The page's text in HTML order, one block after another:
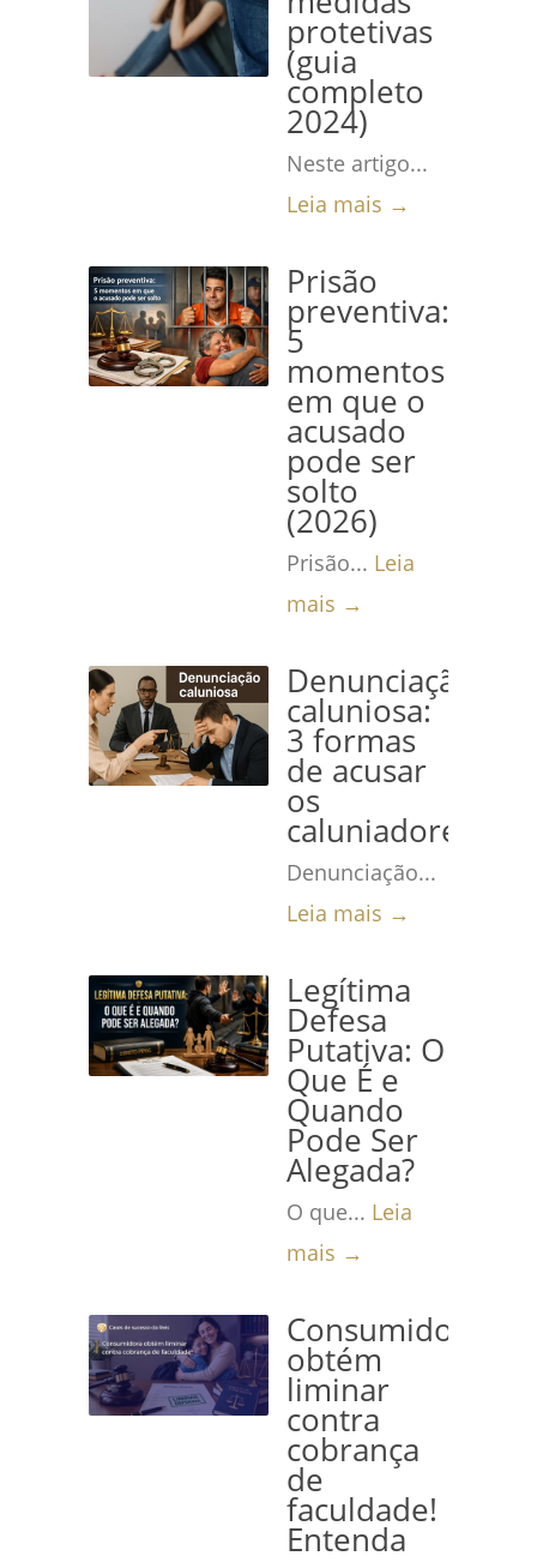
protetivas
(guia
completo
2024)
Neste artigo...
Leia mais →
Prisão
preventiva:
5
momentos
em que o
acusado
pode ser
solto
(2026)
Prisão... Leia
mais →
Denunciação
caluniosa:
3 formas
de acusar
os
caluniadores
Denunciação...
Leia mais →
Legítima
Defesa
Putativa: O
Que É e
Quando
Pode Ser
Alegada?
O que... Leia
mais →
Consumidora
obtém
liminar
contra
cobrança
de
faculdade!
Entenda